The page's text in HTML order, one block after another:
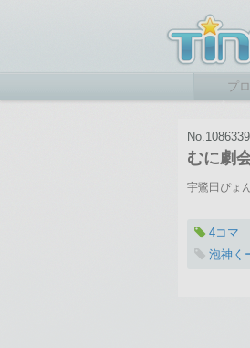
プ
No.1086339
むに劇
宇鷺田ぴょ
4コマ
泡神く